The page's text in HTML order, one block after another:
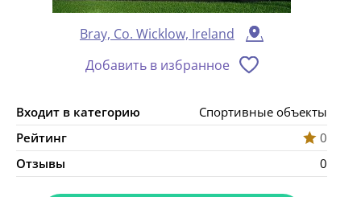
Bray, Co. Wicklow, Ireland
Добавить в избранное
Входит в категорию
Спортивные объекты
Рейтинг
0
Отзывы
0